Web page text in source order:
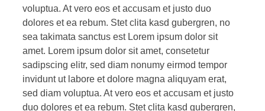
voluptua. At vero eos et accusam et justo duo
dolores et ea rebum. Stet clita kasd gubergren, no
sea takimata sanctus est Lorem ipsum dolor sit
amet. Lorem ipsum dolor sit amet, consetetur
sadipscing elitr, sed diam nonumy eirmod tempor
invidunt ut labore et dolore magna aliquyam erat,
sed diam voluptua. At vero eos et accusam et justo
duo dolores et ea rebum. Stet clita kasd gubergren,